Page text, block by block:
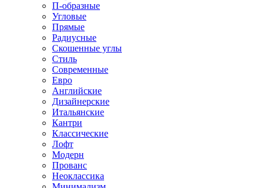
П-образные
Угловые
Прямые
Радиусные
Скошенные углы
Стиль
Современные
Евро
Английские
Дизайнерские
Итальянские
Кантри
Классические
Лофт
Модерн
Прованс
Неоклассика